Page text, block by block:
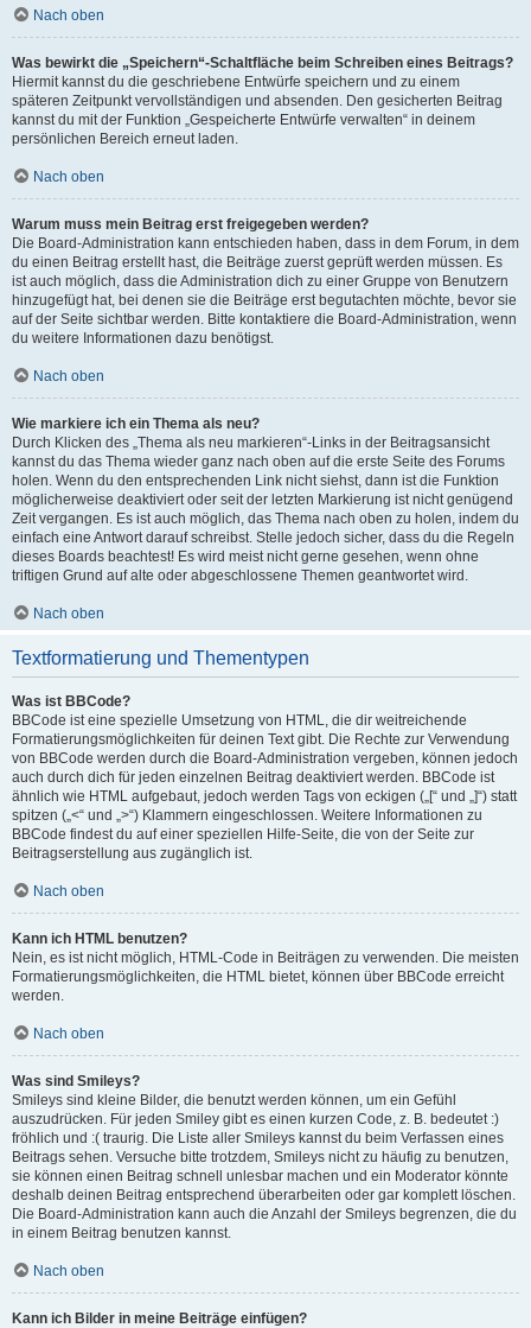
Nach oben
Was bewirkt die „Speichern“-Schaltfläche beim Schreiben eines Beitrags?
Hiermit kannst du die geschriebene Entwürfe speichern und zu einem
späteren Zeitpunkt vervollständigen und absenden. Den gesicherten Beitrag
kannst du mit der Funktion „Gespeicherte Entwürfe verwalten“ in deinem
persönlichen Bereich erneut laden.
Nach oben
Warum muss mein Beitrag erst freigegeben werden?
Die Board-Administration kann entschieden haben, dass in dem Forum, in dem
du einen Beitrag erstellt hast, die Beiträge zuerst geprüft werden müssen. Es
ist auch möglich, dass die Administration dich zu einer Gruppe von Benutzern
hinzugefügt hat, bei denen sie die Beiträge erst begutachten möchte, bevor sie
auf der Seite sichtbar werden. Bitte kontaktiere die Board-Administration, wenn
du weitere Informationen dazu benötigst.
Nach oben
Wie markiere ich ein Thema als neu?
Durch Klicken des „Thema als neu markieren“-Links in der Beitragsansicht
kannst du das Thema wieder ganz nach oben auf die erste Seite des Forums
holen. Wenn du den entsprechenden Link nicht siehst, dann ist die Funktion
möglicherweise deaktiviert oder seit der letzten Markierung ist nicht genügend
Zeit vergangen. Es ist auch möglich, das Thema nach oben zu holen, indem du
einfach eine Antwort darauf schreibst. Stelle jedoch sicher, dass du die Regeln
dieses Boards beachtest! Es wird meist nicht gerne gesehen, wenn ohne
triftigen Grund auf alte oder abgeschlossene Themen geantwortet wird.
Nach oben
Textformatierung und Thementypen
Was ist BBCode?
BBCode ist eine spezielle Umsetzung von HTML, die dir weitreichende
Formatierungsmöglichkeiten für deinen Text gibt. Die Rechte zur Verwendung
von BBCode werden durch die Board-Administration vergeben, können jedoch
auch durch dich für jeden einzelnen Beitrag deaktiviert werden. BBCode ist
ähnlich wie HTML aufgebaut, jedoch werden Tags von eckigen („[“ und „]“) statt
spitzen („<“ und „>“) Klammern eingeschlossen. Weitere Informationen zu
BBCode findest du auf einer speziellen Hilfe-Seite, die von der Seite zur
Beitragserstellung aus zugänglich ist.
Nach oben
Kann ich HTML benutzen?
Nein, es ist nicht möglich, HTML-Code in Beiträgen zu verwenden. Die meisten
Formatierungsmöglichkeiten, die HTML bietet, können über BBCode erreicht
werden.
Nach oben
Was sind Smileys?
Smileys sind kleine Bilder, die benutzt werden können, um ein Gefühl
auszudrücken. Für jeden Smiley gibt es einen kurzen Code, z. B. bedeutet :)
fröhlich und :( traurig. Die Liste aller Smileys kannst du beim Verfassen eines
Beitrags sehen. Versuche bitte trotzdem, Smileys nicht zu häufig zu benutzen,
sie können einen Beitrag schnell unlesbar machen und ein Moderator könnte
deshalb deinen Beitrag entsprechend überarbeiten oder gar komplett löschen.
Die Board-Administration kann auch die Anzahl der Smileys begrenzen, die du
in einem Beitrag benutzen kannst.
Nach oben
Kann ich Bilder in meine Beiträge einfügen?